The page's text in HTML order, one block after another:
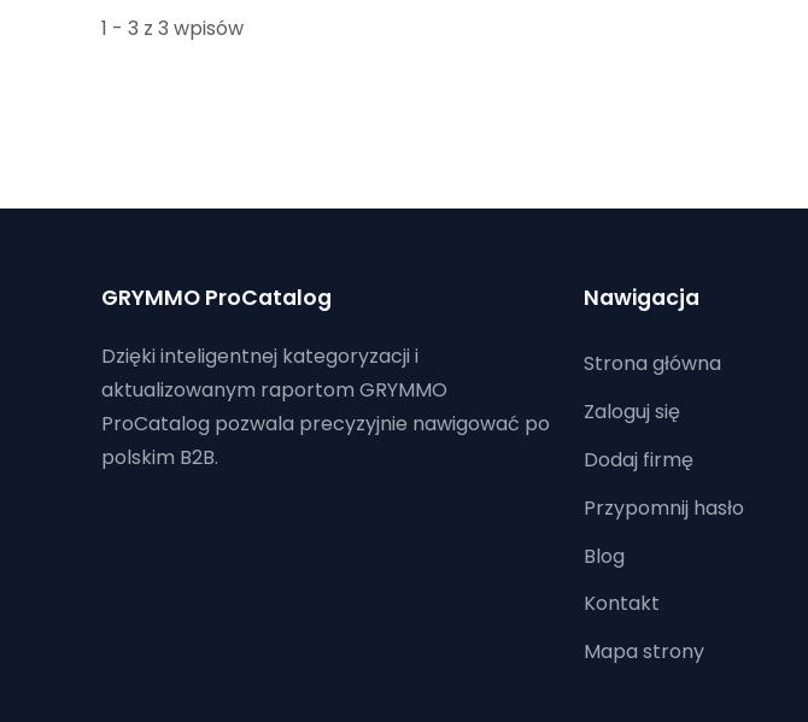
1 - 3 z 3 wpisów
GRYMMO ProCatalog
Dzięki inteligentnej kategoryzacji i
aktualizowanym raportom GRYMMO
ProCatalog pozwala precyzyjnie nawigować po
polskim B2B.
Nawigacja
Strona główna
Zaloguj się
Dodaj firmę
Przypomnij hasło
Blog
Kontakt
Mapa strony